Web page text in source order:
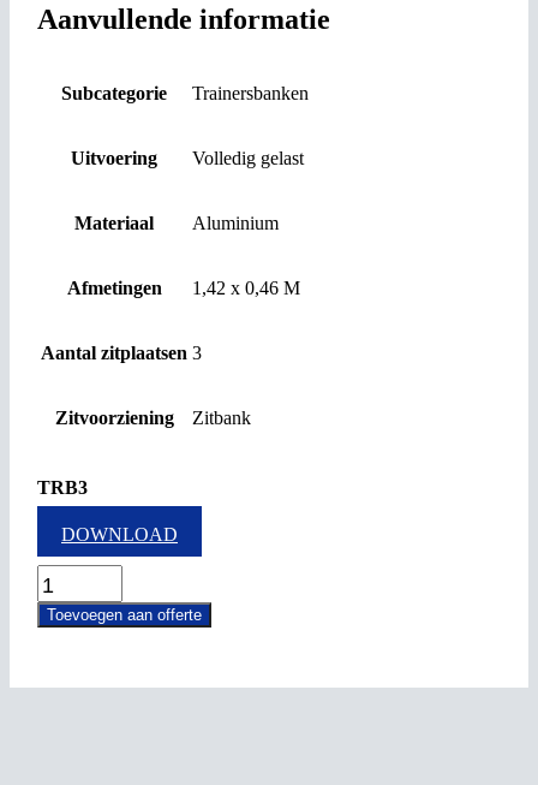
Aanvullende informatie
Subcategorie Trainersbanken
Uitvoering Volledig gelast
Materiaal Aluminium
Afmetingen 1,42 x 0,46 M
Aantal zitplaatsen 3
Zitvoorziening Zitbank
TRB3
DOWNLOAD
TRB3
quantity
Toevoegen aan offerte